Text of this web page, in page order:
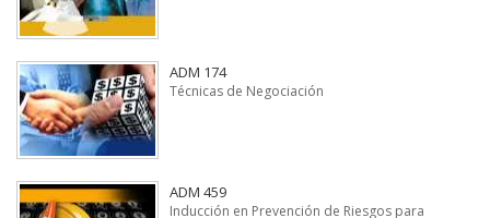
ADM 174
Técnicas de Negociación
ADM 459
Inducción en Prevención de Riesgos para